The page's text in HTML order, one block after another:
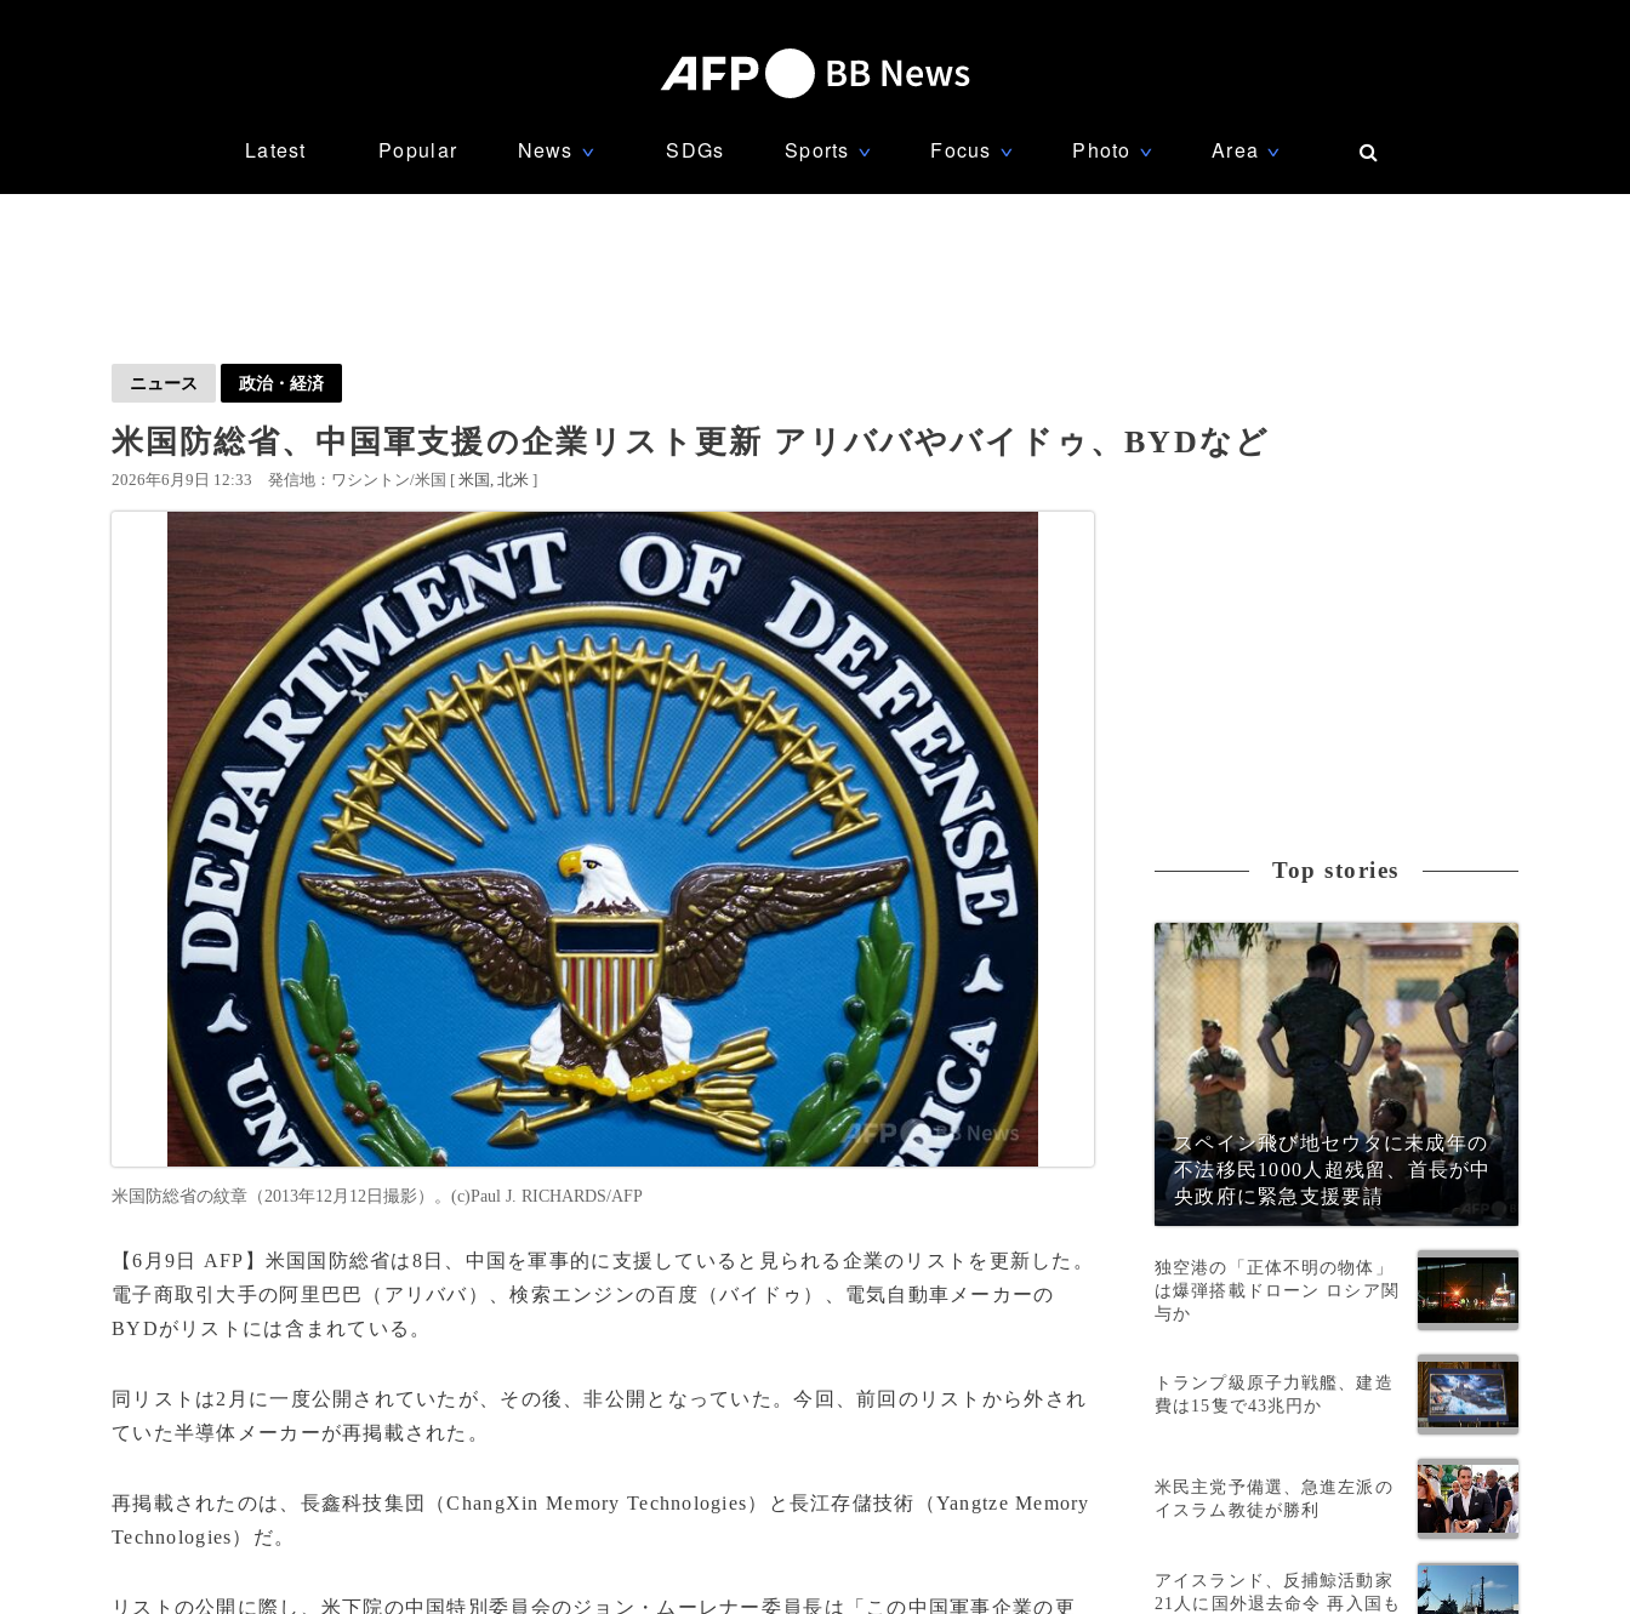
Latest Popular News ∨ SDGs Sports ∨ Focus ∨ Photo ∨ Area ∨
ニュース 政治・経済
米国防総省、中国軍支援の企業リスト更新 アリババやバイドゥ、BYDなど
2026年6月9日 12:33 発信地：ワシントン/米国 [ 米国 北米 ]
米国防総省の紋章（2013年12月12日撮影）。(c)Paul J. RICHARDS/AFP
【6月9日 AFP】米国国防総省は8日、中国を軍事的に支援していると見られる企業のリストを更新した。
電子商取引大手の阿里巴巴（アリババ）、検索エンジンの百度（バイドゥ）、電気自動車メーカーの
BYDがリストには含まれている。
同リストは2月に一度公開されていたが、その後、非公開となっていた。今回、前回のリストから外され
ていた半導体メーカーが再掲載された。
再掲載されたのは、長鑫科技集団（ChangXin Memory Technologies）と長江存儲技術（Yangtze Memory
Technologies）だ。
リストの公開に際し、米下院の中国特別委員会のジョン・ムーレナー委員長は「この中国軍事企業の更
Top stories
スペイン飛び地セウタに未成年の
不法移民1000人超残留、首長が中
央政府に緊急支援要請
独空港の「正体不明の物体」
は爆弾搭載ドローン ロシア関
与か
トランプ級原子力戦艦、建造
費は15隻で43兆円か
米民主党予備選、急進左派の
イスラム教徒が勝利
アイスランド、反捕鯨活動家
21人に国外退去命令 再入国も